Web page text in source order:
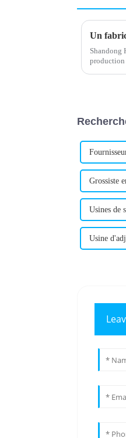
Shandong
production
Grossiste
Usines de
Usine